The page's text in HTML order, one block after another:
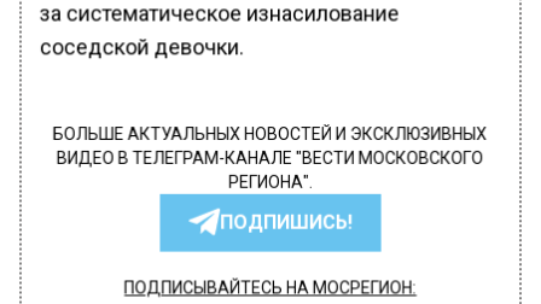
за систематическое изнасилование
соседской девочки.
БОЛЬШЕ АКТУАЛЬНЫХ НОВОСТЕЙ И ЭКСКЛЮЗИВНЫХ
ВИДЕО В ТЕЛЕГРАМ-КАНАЛЕ "ВЕСТИ МОСКОВСКОГО
РЕГИОНА".
ПОДПИШИСЬ!
ПОДПИСЫВАЙТЕСЬ НА МОСРЕГИОН: